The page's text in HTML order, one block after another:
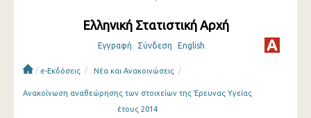
Ελληνική Στατιστική Αρχή
Εγγραφή Σύνδεση English
/ e-Εκδόσεις / Νέα και Ανακοινώσεις /
Ανακοίνωση αναθεώρησης των στοιχείων της Έρευνας Υγείας
έτους 2014